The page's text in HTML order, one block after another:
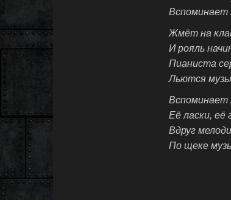
Вспоминает
Жмёт на
И рояль
Пианиста
Льются
Вспоминает
Её ласки, её
Вдруг
По щеке